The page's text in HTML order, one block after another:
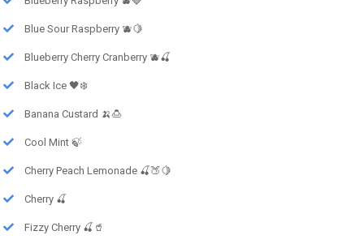
Blue Sour Raspberry 🫐🍋
Blueberry Cherry Cranberry 🫐🍒
Black Ice 🖤❄️
Banana Custard 🍌🍮
Cool Mint 🍃
Cherry Peach Lemonade 🍒🍑🍋
Cherry 🍒
Fizzy Cherry 🍒🥤